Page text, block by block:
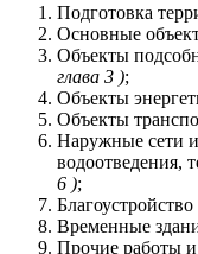
Подготовка
Основные
Объекты
глава 3 );
Объекты
Объекты
Наружные сети
водоотведения,
6 );
Временные
Прочие работы и